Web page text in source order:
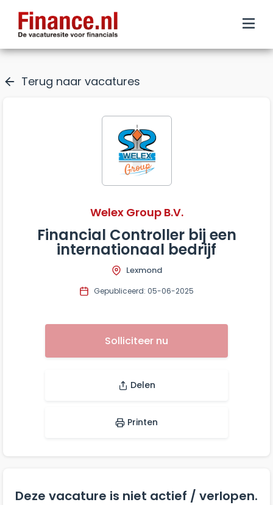
Terug naar vacatures
Welex Group B.V.
Financial Controller bij een
internationaal bedrijf
Lexmond
Gepubliceerd: 05-06-2025
Solliciteer nu
Delen
Printen
Deze vacature is niet actief / verlopen.